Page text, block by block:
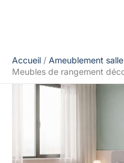
Accueil
Ameublement
Meubles de rangement